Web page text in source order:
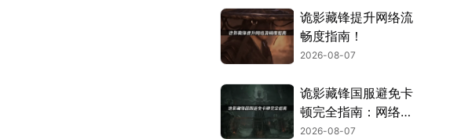
诡影藏锋提升网络流
畅度指南！
2026-08-07
诡影藏锋国服避免卡
顿完全指南：网络优
化与解决技巧！
2026-08-07